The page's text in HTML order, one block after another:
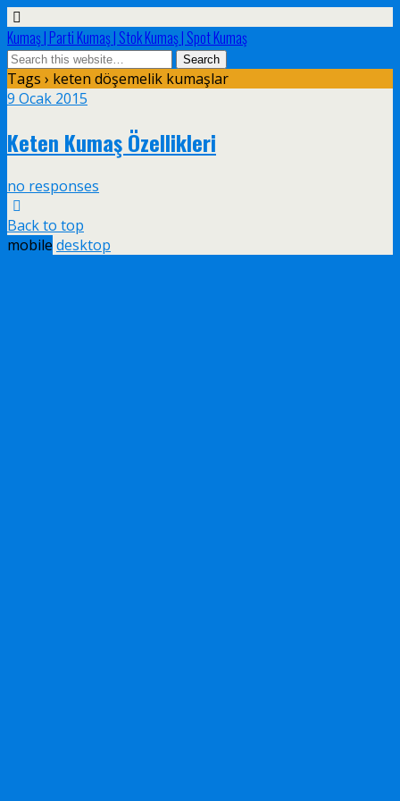
Kumaş | Parti Kumaş | Stok Kumaş | Spot Kumaş
Tags › keten döşemelik kumaşlar
9 Ocak 2015
Keten Kumaş Özellikleri
no responses
Back to top
mobile desktop